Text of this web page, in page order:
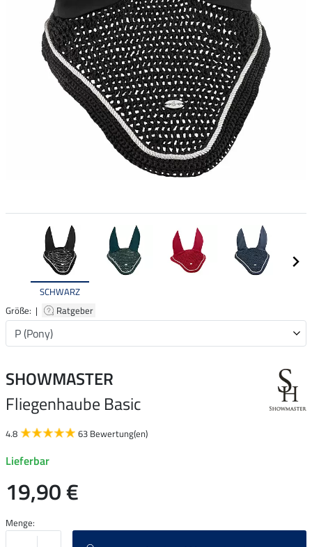
SCHWARZ
Größe: |
Ratgeber
SHOWMASTER
Fliegenhaube Basic
4.8 63 Bewertung(en)
Lieferbar
19,90 €
Menge: